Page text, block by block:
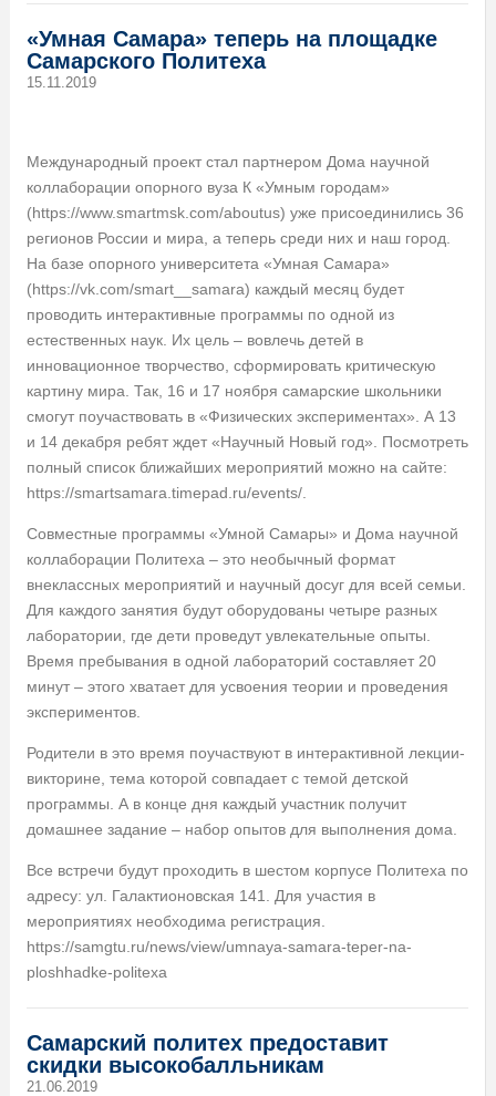
«Умная Самара» теперь на площадке
Самарского Политеха
15.11.2019
Международный проект стал партнером Дома научной
коллаборации опорного вуза К «Умным городам»
(https://www.smartmsk.com/aboutus) уже присоединились 36
регионов России и мира, а теперь среди них и наш город.
На базе опорного университета «Умная Самара»
(https://vk.com/smart__samara) каждый месяц будет
проводить интерактивные программы по одной из
естественных наук. Их цель – вовлечь детей в
инновационное творчество, сформировать критическую
картину мира. Так, 16 и 17 ноября самарские школьники
смогут поучаствовать в «Физических экспериментах». А 13
и 14 декабря ребят ждет «Научный Новый год». Посмотреть
полный список ближайших мероприятий можно на сайте:
https://smartsamara.timepad.ru/events/.
Совместные программы «Умной Самары» и Дома научной
коллаборации Политеха – это необычный формат
внеклассных мероприятий и научный досуг для всей семьи.
Для каждого занятия будут оборудованы четыре разных
лаборатории, где дети проведут увлекательные опыты.
Время пребывания в одной лабораторий составляет 20
минут – этого хватает для усвоения теории и проведения
экспериментов.
Родители в это время поучаствуют в интерактивной лекции-
викторине, тема которой совпадает с темой детской
программы. А в конце дня каждый участник получит
домашнее задание – набор опытов для выполнения дома.
Все встречи будут проходить в шестом корпусе Политеха по
адресу: ул. Галактионовская 141. Для участия в
мероприятиях необходима регистрация.
https://samgtu.ru/news/view/umnaya-samara-teper-na-
ploshhadke-politexa
Самарский политех предоставит
скидки высокобалльникам
21.06.2019